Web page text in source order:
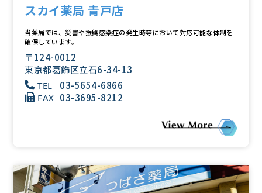
スカイ薬局 青戸店
当薬局では、災害や振興感染症の発生時等において対応可能な体制を
確保しています。
〒124-0012
東京都葛飾区立石6-34-13
TEL 03-5654-6866
FAX 03-3695-8212